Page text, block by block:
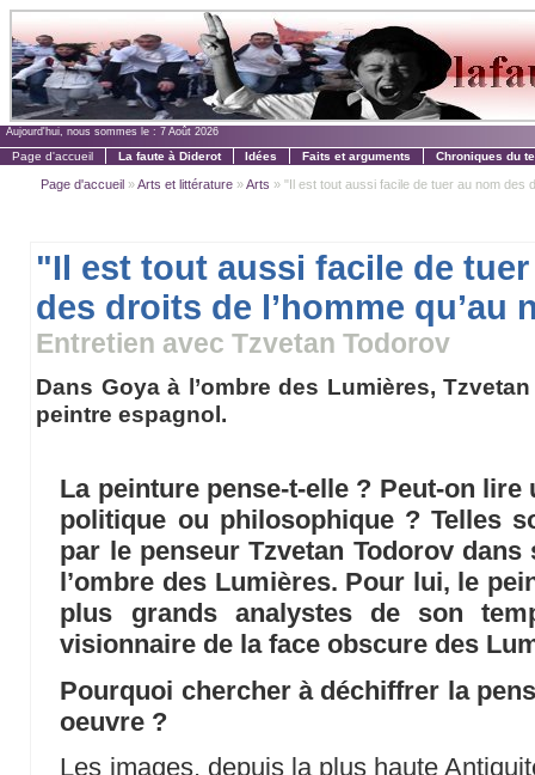
Aujourd'hui, nous sommes le : 7 Août 2026
Page d'accueil La faute à Diderot Idées Faits et arguments Chroniques du
Page d'accueil »Arts et littérature »Arts » "Il est tout aussi facile de tuer au nom des
"Il est tout aussi facile de
des droits de l’homme qu’au
Entretien avec Tzvetan Todorov
Dans Goya à l’ombre des Lumières,
peintre espagnol.
La peinture pense-t-elle ? Peut-on
politique ou philosophique ? Telles
par le penseur Tzvetan Todorov
l’ombre des Lumières. Pour lui, le
plus grands analystes de son
visionnaire de la face obscure des
Pourquoi chercher à déchiffrer la
oeuvre ?
Les images, depuis la plus haute